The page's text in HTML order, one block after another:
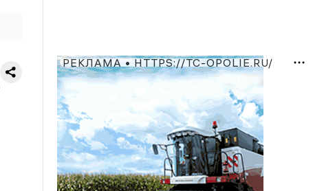
РЕКЛАМА • HTTPS://TC-OPOLIE.RU/